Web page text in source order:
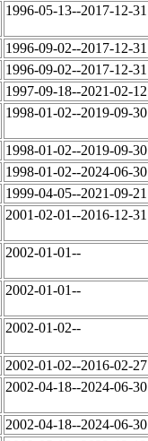
1996-05-13--2017-12-31
1996-09-02--2017-12-31
1996-09-02--2017-12-31
1997-09-18--2021-02-12
1998-01-02--2019-09-30
1998-01-02--2019-09-30
1998-01-02--2024-06-30
1999-04-05--2021-09-21
2001-02-01--2016-12-31
2002-01-01--
2002-01-01--
2002-01-02--
2002-01-02--2016-02-27
2002-04-18--2024-06-30
2002-04-18--2024-06-30